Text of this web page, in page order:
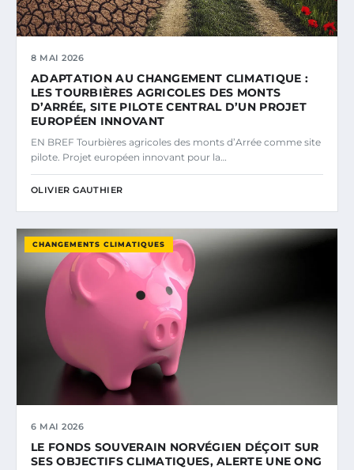
8 MAI 2026
ADAPTATION AU CHANGEMENT CLIMATIQUE :
LES TOURBIÈRES AGRICOLES DES MONTS
D’ARRÉE, SITE PILOTE CENTRAL D’UN PROJET
EUROPÉEN INNOVANT
EN BREF Tourbières agricoles des monts d’Arrée comme site
pilote. Projet européen innovant pour la…
OLIVIER GAUTHIER
CHANGEMENTS CLIMATIQUES
6 MAI 2026
LE FONDS SOUVERAIN NORVÉGIEN DÉÇOIT SUR
SES OBJECTIFS CLIMATIQUES, ALERTE UNE ONG